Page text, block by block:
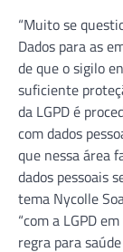
“Muito se
Dados para as
de que o sigilo
suficiente
da LGPD é
com dados
que nessa área
dados pessoais
tema Nycolle
“com a LGPD
regra para